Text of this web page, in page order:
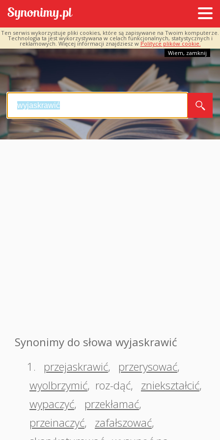
Ten serwis wykorzystuje pliki cookies, które są zapisywane na Twoim komputerze.
Technologia ta jest wykorzystywana w celach funkcjonalnych, statystycznych i
reklamowych. Więcej informacji znajdziesz w Polityce plików cookie.
Wiem, zamknij
Synonimy do słowa wyjaskrawić
1.
przejaskrawić, przerysować,
wyolbrzymić, roz-dąć, zniekształcić,
wypaczyć, przekłamać,
przeinaczyć, zafałszować,